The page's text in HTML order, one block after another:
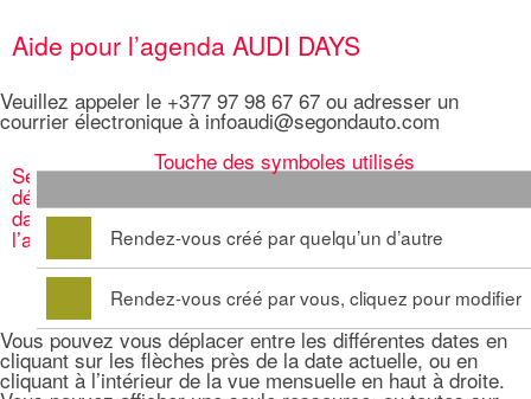
Aide pour l’agenda AUDI DAYS
Veuillez appeler le +377 97 98 67 67 ou adresser un
courrier électronique à infoaudi@segondauto.com
Touche des symboles utilisés
Rendez-vous créé par quelqu’un d’autre
Rendez-vous créé par vous, cliquez pour modifier
Se
déplacer
dans
l’agenda
Vous pouvez vous déplacer entre les différentes dates en
cliquant sur les flèches près de la date actuelle, ou en
cliquant à l’intérieur de la vue mensuelle en haut à droite.